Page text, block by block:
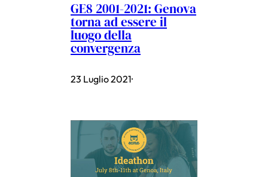
GE8 2001-2021: Genova
torna ad essere il
luogo della
convergenza
23 Luglio 2021·